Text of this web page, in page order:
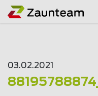
03.02.2021